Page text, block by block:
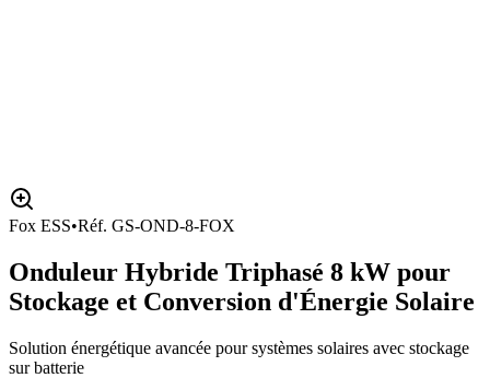
Fox ESS•Réf. GS-OND-8-FOX
Onduleur Hybride Triphasé 8 kW pour
Stockage et Conversion d'Énergie Solaire
Solution énergétique avancée pour systèmes solaires avec stockage
sur batterie